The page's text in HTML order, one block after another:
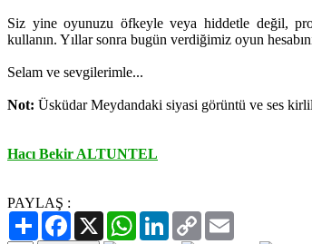
Siz yine oyunuzu öfkeyle veya hiddetle değil,
kullanın. Yıllar sonra bugün verdiğimiz oyun
Selam ve sevgilerimle...
Not: Üsküdar Meydandaki siyasi görüntü ve ses
Hacı Bekir ALTUNTEL
PAYLAŞ :
PaylaşFacebook
X WhatsAppLinkedIn
Copy
Link